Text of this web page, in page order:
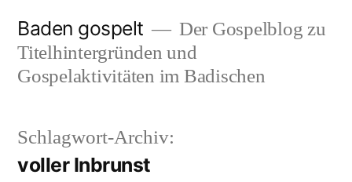
Inhalt
springen
Baden gospelt
Der Gospelblog zu
Titelhintergründen und
Gospelaktivitäten im Badischen
Schlagwort-Archiv:
voller Inbrunst